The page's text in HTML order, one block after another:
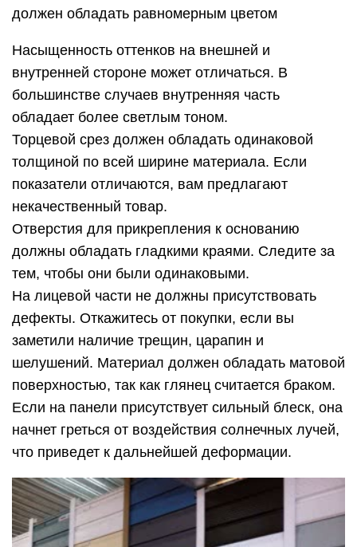
должен обладать равномерным цветом
Насыщенность оттенков на внешней и
внутренней стороне может отличаться. В
большинстве случаев внутренняя часть
обладает более светлым тоном.
Торцевой срез должен обладать одинаковой
толщиной по всей ширине материала. Если
показатели отличаются, вам предлагают
некачественный товар.
Отверстия для прикрепления к основанию
должны обладать гладкими краями. Следите за
тем, чтобы они были одинаковыми.
На лицевой части не должны присутствовать
дефекты. Откажитесь от покупки, если вы
заметили наличие трещин, царапин и
шелушений. Материал должен обладать матовой
поверхностью, так как глянец считается браком.
Если на панели присутствует сильный блеск, она
начнет греться от воздействия солнечных лучей,
что приведет к дальнейшей деформации.